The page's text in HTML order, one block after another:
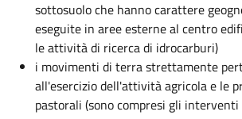
sottosuolo che hanno carattere
eseguite in aree esterne al centro
le attività di ricerca di idrocarburi)
i movimenti di terra strettamente
all'esercizio dell'attività agricola e le
pastorali (sono compresi gli